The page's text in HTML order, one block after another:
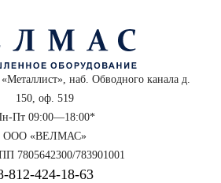
наб. Обводного канала д.
150, оф. 519
Пт 09:00—18:00*
ООО «ВЕЛМАС»
7805642300/783901001